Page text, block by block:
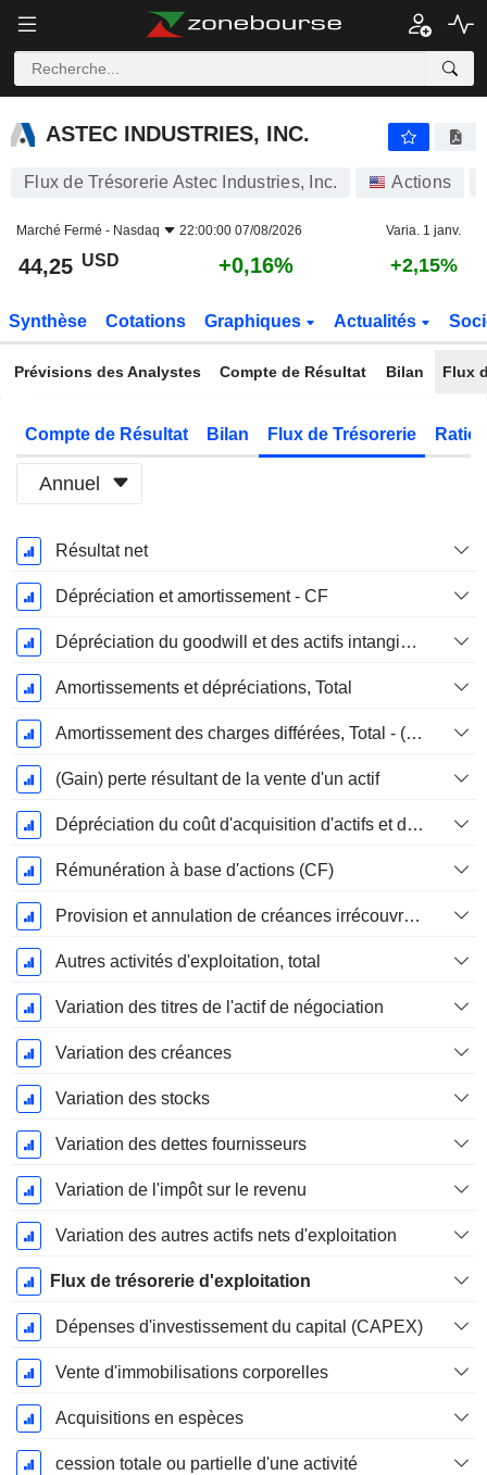
ASTEC INDUSTRIES, INC.
ASTEC INDUSTRIES, INC.
Flux de Trésorerie Astec Industries, Inc. Actions
Marché Fermé - Nasdaq 22:00:00 07/08/2026 Varia. 1 janv.
44,25 USD +0,16% +2,15%
Synthèse Cotations Graphiques Actualités
Prévisions des Analystes Compte de Résultat Bilan Flux
Compte de Résultat Bilan Flux de Trésorerie
Annuel
Période
Fiscale:
Décembre
Résultat net
Dépréciation et amortissement - CF
Dépréciation du goodwill et des actifs intangibles
Amortissements et dépréciations, Total
Amortissement des charges différées, Total - (CF)
(Gain) perte résultant de la vente d'un actif
Dépréciation du coût d'acquisition d'actifs et dépenses de restructuration
Rémunération à base d'actions (CF)
Provision et annulation de créances irrécouvrables
Autres activités d'exploitation, total
Variation des titres de l'actif de négociation
Variation des créances
Variation des stocks
Variation des dettes fournisseurs
Variation de l'impôt sur le revenu
Variation des autres actifs nets d'exploitation
Flux de trésorerie d'exploitation
Dépenses d'investissement du capital (CAPEX)
Vente d'immobilisations corporelles
Acquisitions en espèces
cession totale ou partielle d'une activité